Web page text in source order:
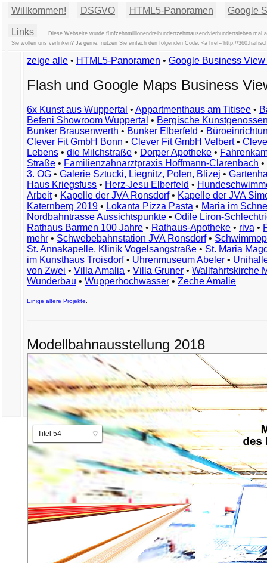
Willkommen! DSGVO HTML5-Panoramen Google
Links
Diese Webseite wurde fünfzehnmillionendreihundertzehntausendvierhundertsieben
Sie wollen uns verlinken? Ja gerne, nutzen Sie einfach den folgenden Code: <a href="http://
zeige alle • HTML5-Panoramen • Google Business
Flash und Google Maps Business
6x Kunst aus Wuppertal • Appartmenthaus am Titisee •
Befeni Showroom Wuppertal • Bergische
Bunker Brausenwerth • Bunker Elberfeld •
Clever Fit GmbH Bonn • Clever Fit GmbH Velbert•
Lebens • die Milchstraße • Dorper Apotheke •
Straße • Familienzahnarztpraxis Hoffmann-Clarenbach •
3. OG • Galerie Sztucki, Liegnitz, Polen, Blizej •
Haus Kriegsfuss • Herz-Jesu Elberfeld •
Arbeit• Kapelle der JVA Ronsdorf• Kapelle der JVA
Katernberg 2019 • Lokanta Pizza Pasta • Maria im
Nordbahntrasse Aussichtspunkte • Odile Liron-
Rathaus Barmen 100 Jahre • Rathaus-Apotheke • riva •
mehr • Schwebebahnstation JVA Ronsdorf•
St. Annakapelle, Klinik Vogelsangstraße • St. Maria
im Kunsthaus Troisdorf• Uhrenmuseum Abeler •
von Zwei • Villa Amalia • Villa Gruner • Wallfahrtskirche
Wunderbau • Wupperhochwasser • Zeche Amalie
Einige ältere Projekte
Modellbahnausstellung 2018